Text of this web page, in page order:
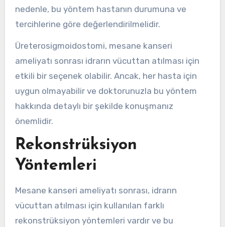
nedenle, bu yöntem hastanın durumuna ve
tercihlerine göre değerlendirilmelidir.
Üreterosigmoidostomi, mesane kanseri
ameliyatı sonrası idrarın vücuttan atılması için
etkili bir seçenek olabilir. Ancak, her hasta için
uygun olmayabilir ve doktorunuzla bu yöntem
hakkında detaylı bir şekilde konuşmanız
önemlidir.
Rekonstrüksiyon
Yöntemleri
Mesane kanseri ameliyatı sonrası, idrarın
vücuttan atılması için kullanılan farklı
rekonstrüksiyon yöntemleri vardır ve bu